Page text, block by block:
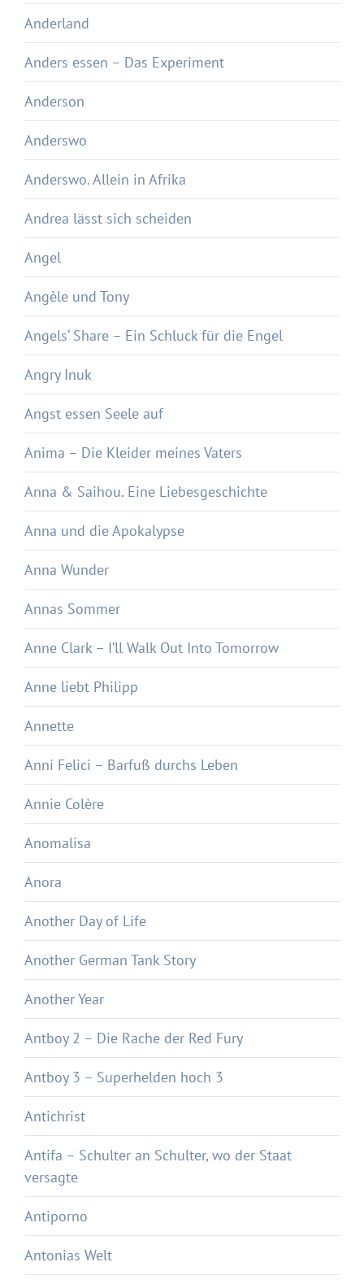
Anderland
Anders essen – Das Experiment
Anderson
Anderswo
Anderswo. Allein in Afrika
Andrea lässt sich scheiden
Angel
Angèle und Tony
Angels‘ Share – Ein Schluck für die Engel
Angry Inuk
Angst essen Seele auf
Anima – Die Kleider meines Vaters
Anna & Saihou. Eine Liebesgeschichte
Anna und die Apokalypse
Anna Wunder
Annas Sommer
Anne Clark – I’ll Walk Out Into Tomorrow
Anne liebt Philipp
Annette
Anni Felici – Barfuß durchs Leben
Annie Colère
Anomalisa
Anora
Another Day of Life
Another German Tank Story
Another Year
Antboy 2 – Die Rache der Red Fury
Antboy 3 – Superhelden hoch 3
Antichrist
Antifa – Schulter an Schulter, wo der Staat
versagte
Antiporno
Antonias Welt